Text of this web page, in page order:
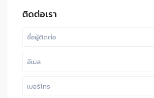
ติดต่อเรา